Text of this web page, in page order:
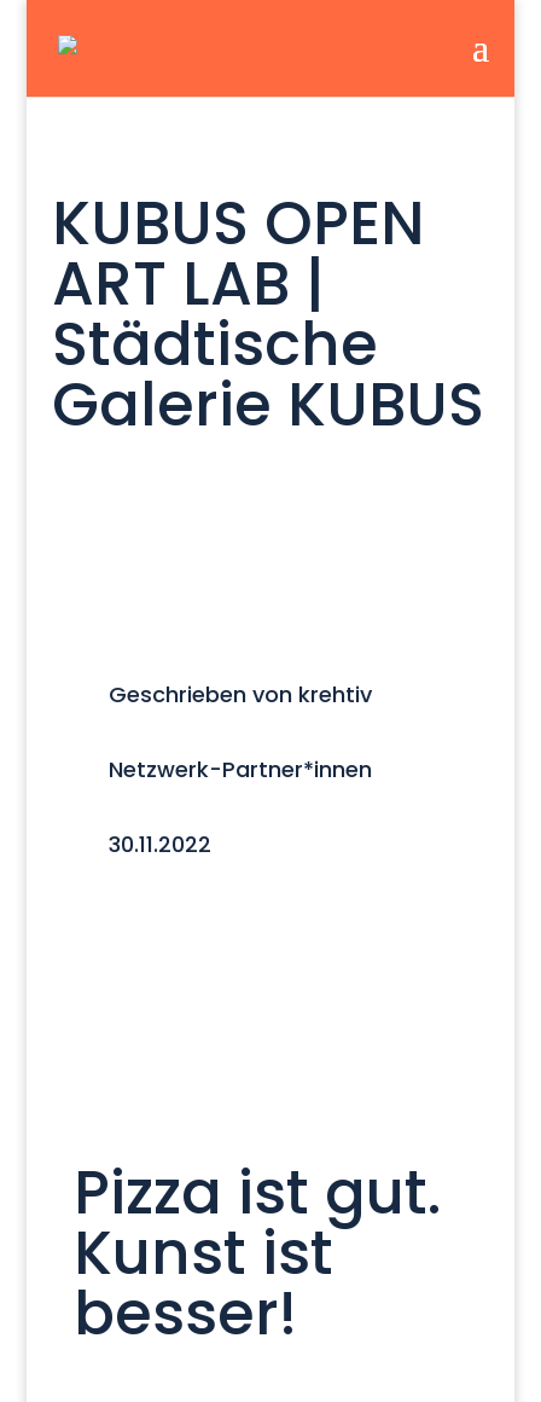
KUBUS OPEN
ART LAB |
Städtische
Galerie KUBUS
Geschrieben von krehtiv
Netzwerk-Partner*innen
30.11.2022
Pizza ist gut.
Kunst ist
besser!